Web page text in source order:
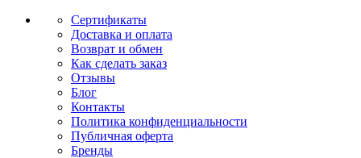
Сертификаты
Доставка и оплата
Возврат и обмен
Как сделать заказ
Отзывы
Блог
Контакты
Политика конфиденциальности
Публичная оферта
Бренды